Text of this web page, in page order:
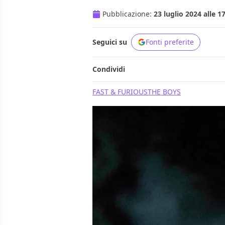
Pubblicazione: 23 luglio 2024 alle
Seguici su Fonti preferite
Condividi
FAST & FURIOUSTHE BOYS